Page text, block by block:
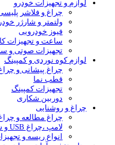
لوازم و تجهیزات خودرو
چراغ و فلاشر
ولتمتر و شارژر
فیوز خودرویی
ساعت و تجهیزات
تجهیزات صوتی و
لوازم کوه نوردی و کمپینگ
چراغ پیشانی و
قطب نما
تجهیزات کمپینگ
دوربین شکاری
چراغ و روشنایی
چراغ مطالعه و
لامپ ،چراغ USB و شارژی
انواع ریسه و